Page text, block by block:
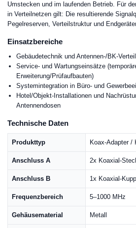
Umstecken und im laufenden Betrieb. Für
in Verteilnetzen gilt: Die resultierende
Pegelreserven, Verteilstruktur und
Einsatzbereiche
Gebäudetechnik und Antennen-/BK-
Service- und Wartungseinsätze
Erweiterung/Prüfaufbauten)
Systemintegration in Büro- und
Hotel/Objekt-Installationen und
Antennendosen
Technische Daten
Produkttyp Koax-Adapter /
Anschluss A 2x Koaxial-
Anschluss B 1x Koaxial-
Frequenzbereich 5–1000 MHz
Gehäusematerial Metall